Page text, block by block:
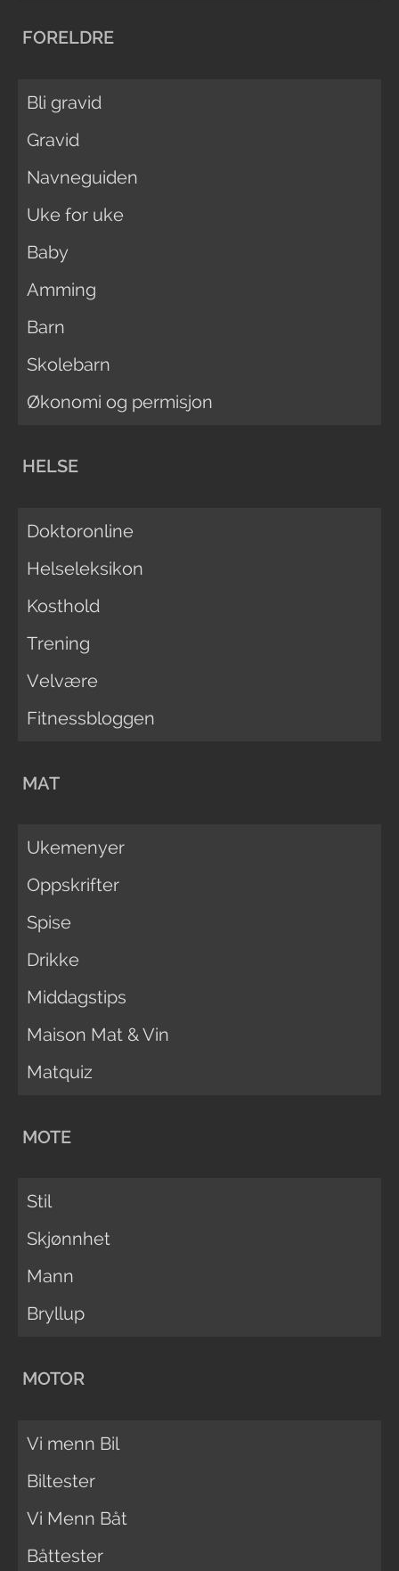
FORELDRE
Bli gravid
Gravid
Navneguiden
Uke for uke
Baby
Amming
Barn
Skolebarn
Økonomi og permisjon
HELSE
Doktoronline
Helseleksikon
Kosthold
Trening
Velvære
Fitnessbloggen
MAT
Ukemenyer
Oppskrifter
Spise
Drikke
Middagstips
Maison Mat & Vin
Matquiz
MOTE
Stil
Skjønnhet
Mann
Bryllup
MOTOR
Vi menn Bil
Biltester
Vi Menn Båt
Båttester